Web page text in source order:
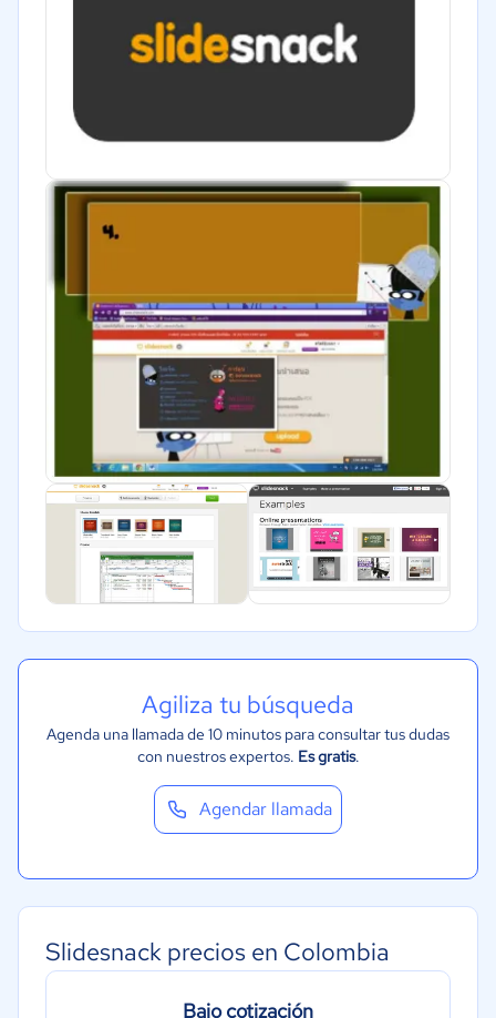
Agiliza tu búsqueda
Agenda una llamada de 10 minutos para consultar tus dudas
con nuestros expertos. Es gratis.
Agendar llamada
Slidesnack precios en Colombia
Bajo cotización